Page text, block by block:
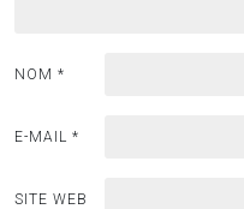
NOM *
E-MAIL *
SITE WEB